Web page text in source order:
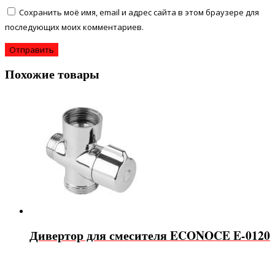
Сохранить моё имя, email и адрес сайта в этом браузере для
последующих моих комментариев.
Похожие товары
Дивертор для смесителя ECONOCE E-0120